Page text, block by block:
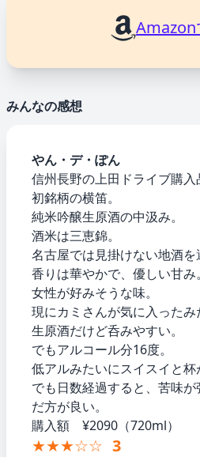
Amazon
みんなの感想
やん・デ・ぽん
信州長野の上田ドライブ購
初銘柄の横笛。
純米吟醸生原酒の中汲み。
酒米は三恵錦。
名古屋では見掛けない地酒を
香りは華やかで、優しい甘み。
女性が好みそうな味。
現にカミさんが気に入ったみ
生原酒だけど呑みやすい。
でもアルコール分16度。
低アルみたいにスイスイと杯
でも日数経過すると、苦味
だ方が良い。
購入額 ¥2090（720ml）
★★★☆☆ 3